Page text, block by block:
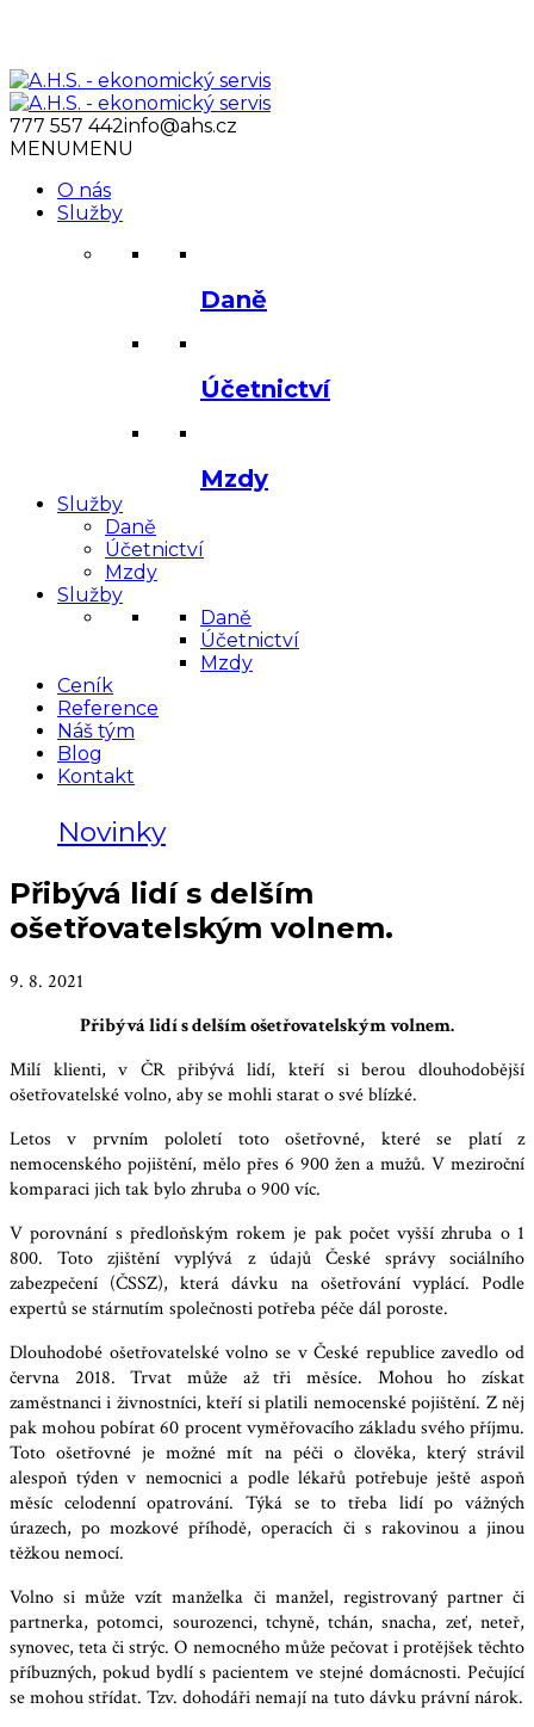
777 557 442info@ahs.cz
MENUMENU
O nás
Služby
Daně
Účetnictví
Mzdy
Služby
Daně
Účetnictví
Mzdy
Služby
Daně
Účetnictví
Mzdy
Ceník
Reference
Náš tým
Blog
Kontakt
Novinky
Přibývá lidí s delším
ošetřovatelským volnem.
9. 8. 2021
Přibývá lidí s delším ošetřovatelským volnem.
Milí klienti, v ČR přibývá lidí, kteří si berou dlouhodobější
ošetřovatelské volno, aby se mohli starat o své blízké.
Letos v prvním pololetí toto ošetřovné, které se platí z
nemocenského pojištění, mělo přes 6 900 žen a mužů. V meziroční
komparaci jich tak bylo zhruba o 900 víc.
V porovnání s předloňským rokem je pak počet vyšší zhruba o 1
800. Toto zjištění vyplývá z údajů České správy sociálního
zabezpečení (ČSSZ), která dávku na ošetřování vyplácí. Podle
expertů se stárnutím společnosti potřeba péče dál poroste.
Dlouhodobé ošetřovatelské volno se v České republice zavedlo od
června 2018. Trvat může až tři měsíce. Mohou ho získat
zaměstnanci i živnostníci, kteří si platili nemocenské pojištění. Z něj
pak mohou pobírat 60 procent vyměřovacího základu svého příjmu.
Toto ošetřovné je možné mít na péči o člověka, který strávil
alespoň týden v nemocnici a podle lékařů potřebuje ještě aspoň
měsíc celodenní opatrování. Týká se to třeba lidí po vážných
úrazech, po mozkové příhodě, operacích či s rakovinou a jinou
těžkou nemocí.
Volno si může vzít manželka či manžel, registrovaný partner či
partnerka, potomci, sourozenci, tchyně, tchán, snacha, zeť, neteř,
synovec, teta či strýc. O nemocného může pečovat i protějšek těchto
příbuzných, pokud bydlí s pacientem ve stejné domácnosti. Pečující
se mohou střídat. Tzv. dohodáři nemají na tuto dávku právní nárok.